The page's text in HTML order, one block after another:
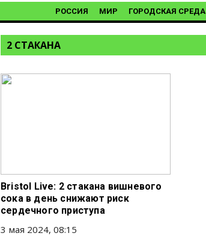
РОССИЯ МИР ГОРОДСКАЯ СРЕДА
2 СТАКАНА
Bristol Live: 2 стакана вишневого
сока в день снижают риск
сердечного приступа
3 мая 2024, 08:15